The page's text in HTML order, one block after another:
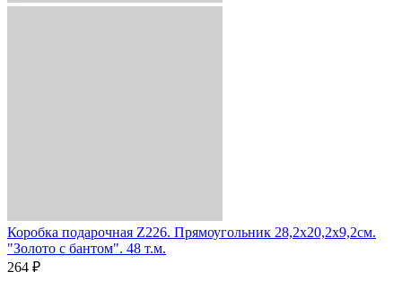
Коробка подарочная Z226. Прямоугольник 28,2х20,2х9,2см.
"Золото с бантом". 48 т.м.
264 ₽